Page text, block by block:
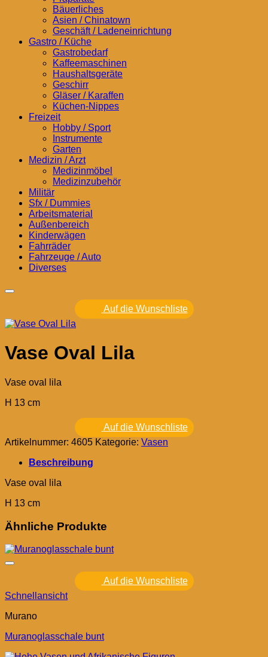
Bäuerliches
Asien / Chinatown
Geschäft / Ladeneinrichtung
Gastro / Küche
Gastrobedarf
Kaffeemaschinen
Haushaltsgeräte
Geschirr
Gläser / Karaffen
Küchen-Nippes
Freizeit
Hobby / Sport
Instrumente
Garten
Medizin / Arzt
Medizinmöbel
Medizinzubehör
Militär
Sfx / Dummies
Arbeitsmaterial
Außenbereich
Kinderwägen
Fahrräder
Fahrzeuge / Auto
Diverses
Auf die Wunschliste
Vase Oval Lila
Vase oval lila
H 13 cm
Auf die Wunschliste
Artikelnummer: 4605 Kategorie: Vasen
Beschreibung
Vase oval lila
H 13 cm
Ähnliche Produkte
Auf die Wunschliste
Schnellansicht
Murano
Muranoglasschale bunt